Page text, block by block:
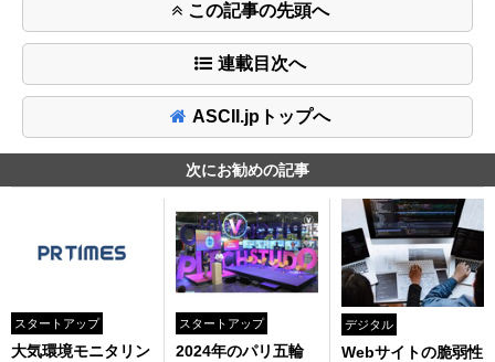
この記事の先頭へ
連載目次へ
ASCII.jpトップへ
次にお勧めの記事
スタートアップ
大気環境モニタリン
スタートアップ
2024年のパリ五輪
デジタル
Webサイトの脆弱性